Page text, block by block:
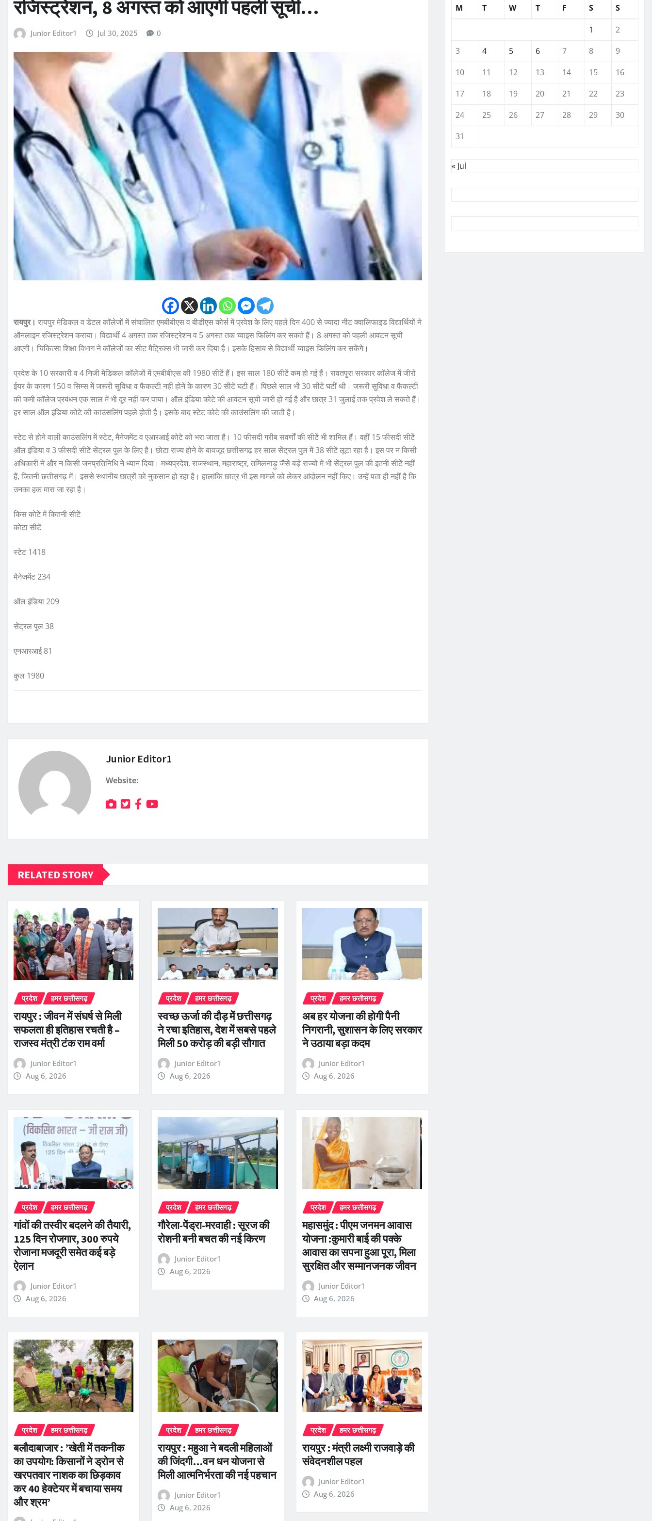
रजिस्ट्रेशन, 8 अगस्त को आएगी पहली सूची…
Junior Editor1 Jul 30, 2025 0
रायपुर। रायपुर मेडिकल व डेंटल कॉलेजों में संचालित एमबीबीएस व बीडीएस कोर्स में प्रवेश के लिए पहले दिन 400 से ज्यादा नीट क्वालिफाइड विद्यार्थियों ने
ऑनलाइन रजिस्ट्रेशन कराया। विद्यार्थी 4 अगस्त तक रजिस्ट्रेशन व 5 अगस्त तक च्वाइस फिलिंग कर सकते हैं। 8 अगस्त को पहली आवंटन सूची
आएगी। चिकित्सा शिक्षा विभाग ने कॉलेजों का सीट मैट्रिक्स भी जारी कर दिया है। इसके हिसाब से विद्यार्थी च्वाइस फिलिंग कर सकेंगे।
प्रदेश के 10 सरकारी व 4 निजी मेडिकल कॉलेजों में एमबीबीएस की 1980 सीटें हैं। इस साल 180 सीटें कम हो गई हैं। रावतपुरा सरकार कॉलेज में जीरो
ईयर के कारण 150 व सिम्स में जरूरी सुविधा व फैकल्टी नहीं होने के कारण 30 सीटें घटी हैं। पिछले साल भी 30 सीटें घटीं थी। जरूरी सुविधा व फैकल्टी
की कमी कॉलेज प्रबंधन एक साल में भी दूर नहीं कर पाया। ऑल इंडिया कोटे की आवंटन सूची जारी हो गई है और छात्र 31 जुलाई तक प्रवेश ले सकते हैं।
हर साल ऑल इंडिया कोटे की काउंसलिंग पहले होती है। इसके बाद स्टेट कोटे की काउंसलिंग की जाती है।
स्टेट से होने वाली काउंसलिंग में स्टेट, मैनेजमेंट व एआरआई कोटे को भरा जाता है। 10 फीसदी गरीब सवर्णों की सीटें भी शामिल हैं। वहीं 15 फीसदी सीटें
ऑल इंडिया व 3 फीसदी सीटें सेंट्रल पुल के लिए है। छोटा राज्य होने के बावजूद छत्तीसगढ़ हर साल सेंट्रल पुल में 38 सीटें लूटा रहा है। इस पर न किसी
अधिकारी ने और न किसी जनप्रतिनिधि ने ध्यान दिया। मध्यप्रदेश, राजस्थान, महाराष्ट्र, तमिलनाड़ु जैसे बड़े राज्यों में भी सेंट्रल पुल की इतनी सीटें नहीं
हैं, जितनी छत्तीसगढ़ में। इससे स्थानीय छात्रों को नुकसान हो रहा है। हालांकि छात्र भी इस मामले को लेकर आंदोलन नहीं किए। उन्हें पता ही नहीं है कि
उनका हक मारा जा रहा है।
किस कोटे में कितनी सीटें
कोटा सीटें
स्टेट 1418
मैनेजमेंट 234
ऑल इंडिया 209
सेंट्रल पुल 38
एनआरआई 81
कुल 1980
Junior Editor1
Website:
RELATED STORY
प्रदेश हमर छत्तीसगढ़
रायपुर : जीवन में संघर्ष से मिली
सफलता ही इतिहास रचती है –
राजस्व मंत्री टंक राम वर्मा
Junior Editor1
Aug 6, 2026
प्रदेश हमर छत्तीसगढ़
स्वच्छ ऊर्जा की दौड़ में छत्तीसगढ़
ने रचा इतिहास, देश में सबसे पहले
मिली 50 करोड़ की बड़ी सौगात
Junior Editor1
Aug 6, 2026
प्रदेश हमर छत्तीसगढ़
अब हर योजना की होगी पैनी
निगरानी, सुशासन के लिए सरकार
ने उठाया बड़ा कदम
Junior Editor1
Aug 6, 2026
प्रदेश हमर छत्तीसगढ़
गांवों की तस्वीर बदलने की तैयारी,
125 दिन रोजगार, 300 रुपये
रोजाना मजदूरी समेत कई बड़े
ऐलान
Junior Editor1
Aug 6, 2026
प्रदेश हमर छत्तीसगढ़
गौरेला-पेंड्रा-मरवाही : सूरज की
रोशनी बनी बचत की नई किरण
Junior Editor1
Aug 6, 2026
प्रदेश हमर छत्तीसगढ़
महासमुंद : पीएम जनमन आवास
योजना :कुमारी बाई की पक्के
आवास का सपना हुआ पूरा, मिला
सुरक्षित और सम्मानजनक जीवन
Junior Editor1
Aug 6, 2026
प्रदेश हमर छत्तीसगढ़
बलौदाबाजार : ’खेती में तकनीक
का उपयोग: किसानों ने ड्रोन से
खरपतवार नाशक का छिड़काव
कर 40 हेक्टेयर में बचाया समय
और श्रम’
प्रदेश हमर छत्तीसगढ़
रायपुर : महुआ ने बदली महिलाओं
की जिंदगी…वन धन योजना से
मिली आत्मनिर्भरता की नई पहचान
Junior Editor1
Aug 6, 2026
प्रदेश हमर छत्तीसगढ़
रायपुर : मंत्री लक्ष्मी राजवाड़े की
संवेदनशील पहल
Junior Editor1
Aug 6, 2026
M
T W T F S S
1
2
3
4 5 6 7 8
9
10
11 12 13 14 15
16
17
18 19 20 21 22
23
24
25 26 27 28 29
30
31
« Jul